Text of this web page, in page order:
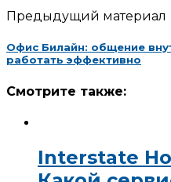
Предыдущий материал
Офис Билайн: общение
работать эффективно
Смотрите также:
Interstate